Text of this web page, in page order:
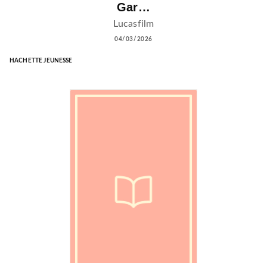
Gar…
Lucasfilm
04/03/2026
HACHETTE JEUNESSE